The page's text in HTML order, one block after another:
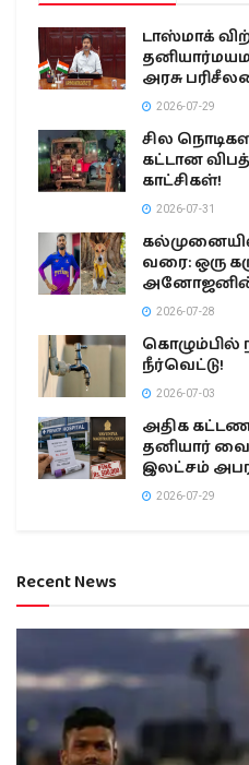
டாஸ்மாக்
அரசு
2026-07-29
சில
கட்டான
காட்சிகள்!
2026-07-31
வரை: ஒரு
2026-07-28
நீர்வெட்டு!
2026-07-03
அதிக
தனியார்
இலட்சம்
2026-07-29
Recent News